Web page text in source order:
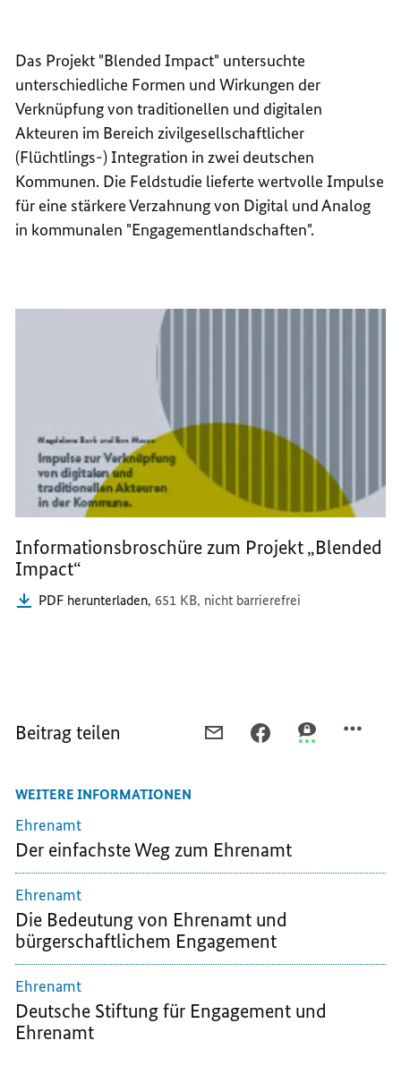
Das Projekt "Blended Impact" untersuchte
unterschiedliche Formen und Wirkungen der
Verknüpfung von traditionellen und digitalen
Akteuren im Bereich zivilgesellschaftlicher
(Flüchtlings-) Integration in zwei deutschen
Kommunen. Die Feldstudie lieferte wertvolle Impulse
für eine stärkere Verzahnung von Digital und Analog
in kommunalen "Engagementlandschaften".
Informationsbroschüre zum Projekt „Blended
Impact“
PDF herunterladen,651 KB, nicht barrierefrei
Beitrag teilen
UND
FORSCHUNGSPROJEKTE
WEITERE INFORMATIONEN
Ehrenamt
Der einfachste Weg zum Ehrenamt
Ehrenamt
Die Bedeutung von Ehrenamt und
bürgerschaftlichem Engagement
Ehrenamt
Deutsche Stiftung für Engagement und
Ehrenamt